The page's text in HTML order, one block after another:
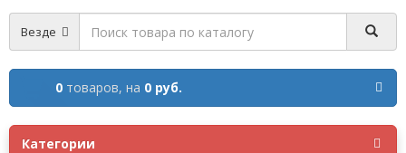
Везде
0 товаров, на 0 руб.
Категории